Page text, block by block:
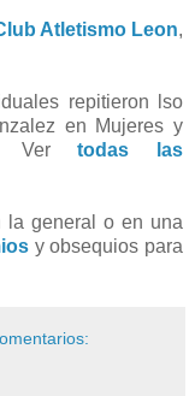
Atletismo Leon,
repitieron lso
en Mujeres y
Vertodas las
la general o en una
y obsequios para